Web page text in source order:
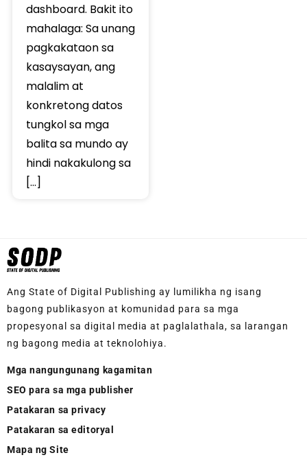
dashboard. Bakit ito
mahalaga: Sa unang
pagkakataon sa
kasaysayan, ang
malalim at
konkretong datos
tungkol sa mga
balita sa mundo ay
hindi nakakulong sa
[…]
Ang State of Digital Publishing ay lumilikha ng isang
bagong publikasyon at komunidad para sa mga
propesyonal sa digital media at paglalathala, sa larangan
ng bagong media at teknolohiya.
Mga nangungunang kagamitan
SEO para sa mga publisher
Patakaran sa privacy
Patakaran sa editoryal
Mapa ng Site